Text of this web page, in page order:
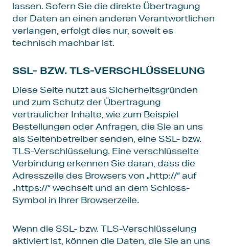
lassen. Sofern Sie die direkte Übertragung
der Daten an einen anderen Verantwortlichen
verlangen, erfolgt dies nur, soweit es
technisch machbar ist.
SSL- BZW. TLS-VERSCHLÜSSELUNG
Diese Seite nutzt aus Sicherheitsgründen
und zum Schutz der Übertragung
vertraulicher Inhalte, wie zum Beispiel
Bestellungen oder Anfragen, die Sie an uns
als Seitenbetreiber senden, eine SSL- bzw.
TLS-Verschlüsselung. Eine verschlüsselte
Verbindung erkennen Sie daran, dass die
Adresszeile des Browsers von „http://“ auf
„https://“ wechselt und an dem Schloss-
Symbol in Ihrer Browserzeile.
Wenn die SSL- bzw. TLS-Verschlüsselung
aktiviert ist, können die Daten, die Sie an uns